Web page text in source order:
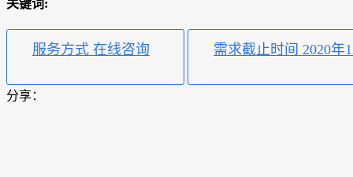
关键词:
服务方式 在线咨询 需求截止时间 2020年
分享：